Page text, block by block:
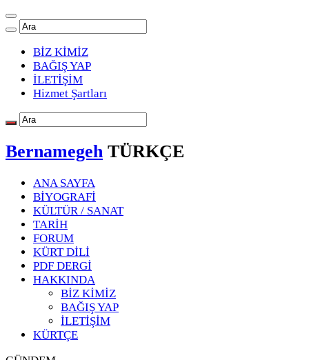
BİZ KİMİZ
BAĞIŞ YAP
İLETİŞİM
Hizmet Şartları
Bernamegeh TÜRKÇE
ANA SAYFA
BİYOGRAFİ
KÜLTÜR / SANAT
TARİH
FORUM
KÜRT DİLİ
PDF DERGİ
HAKKINDA
BİZ KİMİZ
BAĞIŞ YAP
İLETİŞİM
KÜRTÇE